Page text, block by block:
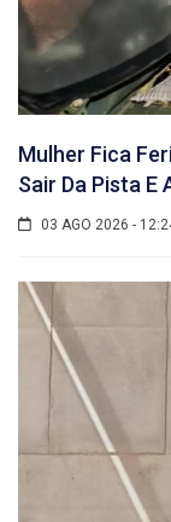
Mulher Fica
Sair Da Pista E
03 AGO 2026 -